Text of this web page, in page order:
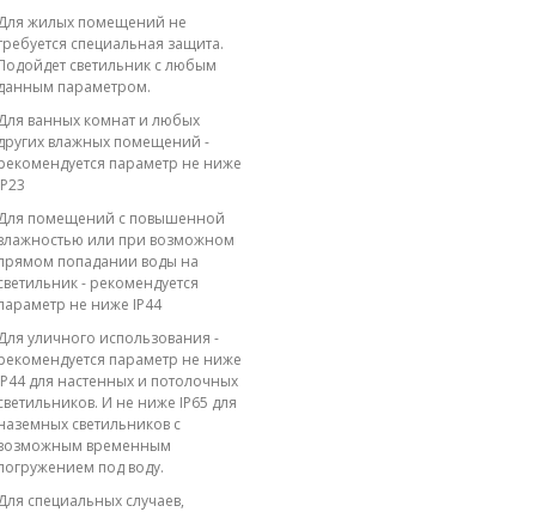
жилых помещений не
специальная защита.
светильник с любым
параметром.
ванных комнат и любых
влажных помещений -
параметр не ниже
помещений с повышенной
или при возможном
попадании воды на
- рекомендуется
не ниже IP44
уличного использования -
параметр не ниже
для настенных и потолочных
И не ниже IP65 для
светильников с
временным
под воду.
специальных случаев,